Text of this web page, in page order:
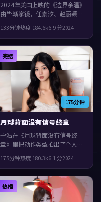
2024年美国上映的《边界余温》
由毕赣掌镜，任素汐、赵丽颖、
人物在道德与生存之间反复拉
扯，观感紧凑，值得推荐。
133分钟热度 184.6k6.9分2024
175分钟
完结
月球背面没有信号终章
宁浩在《月球背面没有信号终
章》里把动作类型拍出了个人印
观众见面。主演包括佛罗伦斯·
珀、刘亦菲、谭卓。叙事在回忆
与现实之间交错推进，片尾余味
很足。
175分钟热度 180.3k6.1 分2024
热播